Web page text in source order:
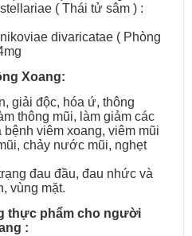
( Thái tử sâm ) :
divaricatae ( Phòng
Xoang:
giải độc, hóa ứ, thông
thông mũi, làm giảm các
bệnh viêm xoang, viêm mũi
chảy nước mũi, nghẹt
đau đầu, đau nhức và
vùng mặt.
thực phẩm cho người
: